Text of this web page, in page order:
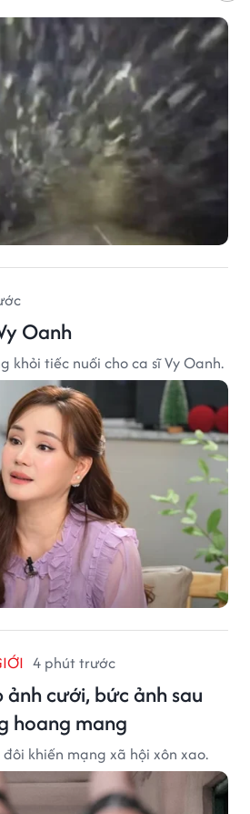
Oanh
khỏi tiếc nuối cho ca sĩ Vy Oanh.
4 phút trước
cưới, bức ảnh sau
hoang mang
khiến mạng xã hội xôn xao.